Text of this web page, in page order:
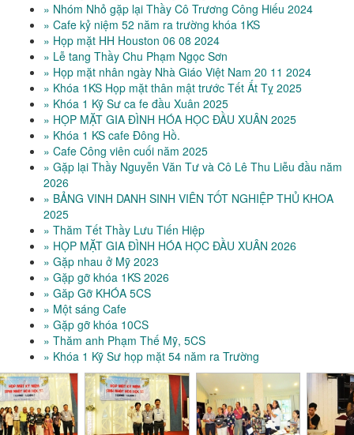
» Nhóm Nhỏ gặp lại Thầy Cô Trương Công Hiếu 2024
» Cafe kỷ niệm 52 năm ra trường khóa 1KS
» Họp mặt HH Houston 06 08 2024
» Lễ tang Thầy Chu Phạm Ngọc Sơn
» Họp mặt nhân ngày Nhà Giáo Việt Nam 20 11 2024
» Khóa 1KS Họp mặt thân mật trước Tết Ất Tỵ 2025
» Khóa 1 Kỹ Sư ca fe đầu Xuân 2025
» HỌP MẶT GIA ĐÌNH HÓA HỌC ĐẦU XUÂN 2025
» Khóa 1 KS cafe Đông Hồ.
» Cafe Công viên cuối năm 2025
» Gặp lại Thầy Nguyễn Văn Tư và Cô Lê Thu Liễu đầu năm
2026
» BẢNG VINH DANH SINH VIÊN TỐT NGHIỆP THỦ KHOA
2025
» Thăm Tết Thầy Lưu Tiến Hiệp
» HỌP MẶT GIA ĐÌNH HÓA HỌC ĐẦU XUÂN 2026
» Gặp nhau ở Mỹ 2023
» Gặp gỡ khóa 1KS 2026
» Găp Gỡ KHÓA 5CS
» Một sáng Cafe
» Gặp gỡ khóa 10CS
» Thăm anh Phạm Thế Mỹ, 5CS
» Khóa 1 Kỹ Sư họp mặt 54 năm ra Trường